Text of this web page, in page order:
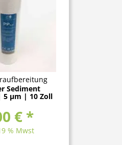
Sediment
5 μm | 10 Zoll
€ *
% Mwst